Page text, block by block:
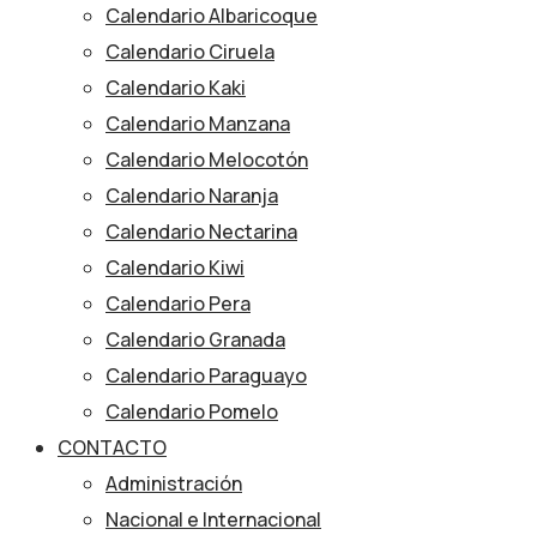
Calendario Albaricoque
Calendario Ciruela
Calendario Kaki
Calendario Manzana
Calendario Melocotón
Calendario Naranja
Calendario Nectarina
Calendario Kiwi
Calendario Pera
Calendario Granada
Calendario Paraguayo
Calendario Pomelo
CONTACTO
Administración
Nacional e Internacional